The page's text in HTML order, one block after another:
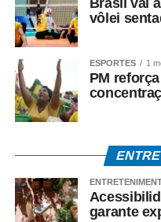
Brasil vai
vôlei
ESPORTES 1
PM
garante